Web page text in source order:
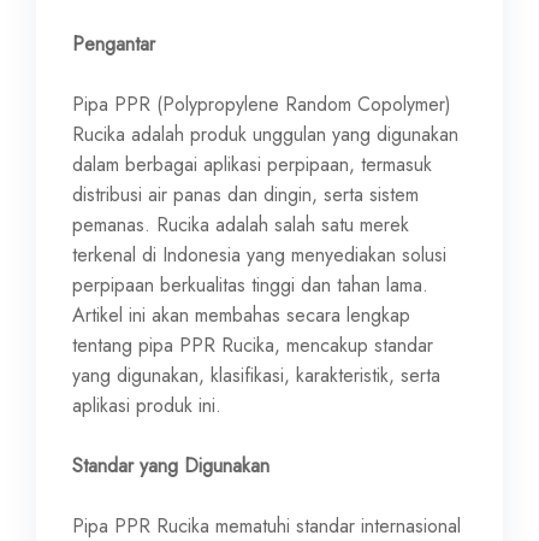
Pengantar
Pipa PPR (Polypropylene Random Copolymer)
Rucika adalah produk unggulan yang digunakan
dalam berbagai aplikasi perpipaan, termasuk
distribusi air panas dan dingin, serta sistem
pemanas. Rucika adalah salah satu merek
terkenal di Indonesia yang menyediakan solusi
perpipaan berkualitas tinggi dan tahan lama.
Artikel ini akan membahas secara lengkap
tentang pipa PPR Rucika, mencakup standar
yang digunakan, klasifikasi, karakteristik, serta
aplikasi produk ini.
Standar yang Digunakan
Pipa PPR Rucika mematuhi standar internasional